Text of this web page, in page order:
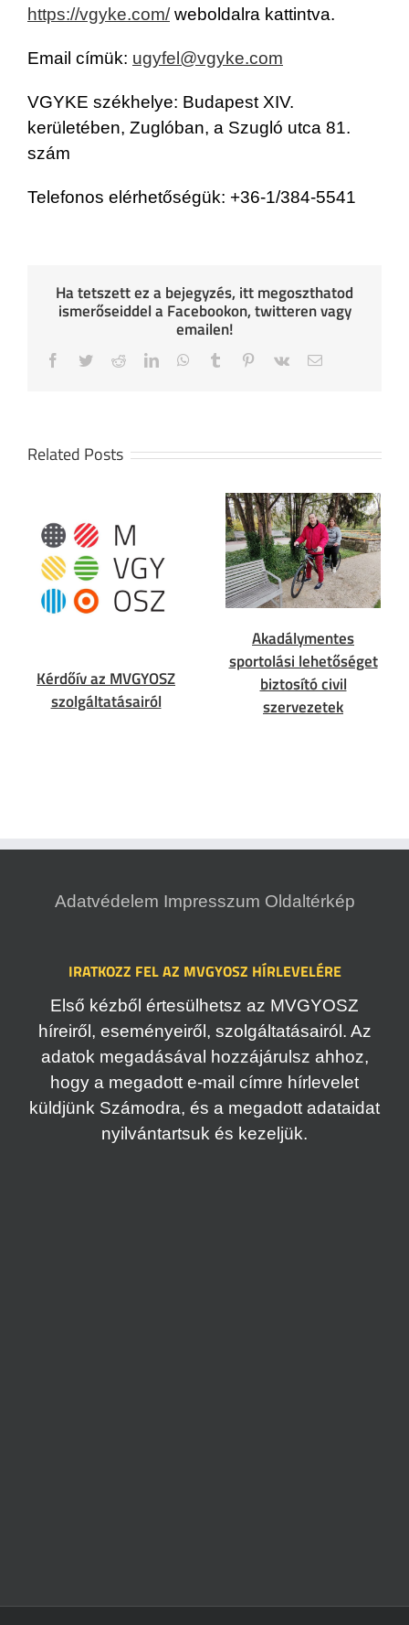
https://vgyke.com/weboldalra kattintva.
Email címük: ugyfel@vgyke.com
VGYKE székhelye: Budapest XIV.
kerületében, Zuglóban, a Szugló utca 81.
szám
Telefonos elérhetőségük: +36-1/384-5541
Ha tetszett ez a bejegyzés, itt megoszthatod
ismerőseiddel a Facebookon, twitteren vagy
emailen!
Facebook
TwitterRedditLinkedInWhatsApp
Tumblr Pinterest
Vk Email
Related Posts
Kérdőív az MVGYOSZ
szolgáltatásairól
Akadálymentes
sportolási lehetőséget
biztosító civil
szervezetek
Adatvédelem Impresszum Oldaltérkép
IRATKOZZ FEL AZ MVGYOSZ HÍRLEVELÉRE
Első kézből értesülhetsz az MVGYOSZ
híreiről, eseményeiről, szolgáltatásairól. Az
adatok megadásával hozzájárulsz ahhoz,
hogy a megadott e-mail címre hírlevelet
küldjünk Számodra, és a megadott adataidat
nyilvántartsuk és kezeljük.